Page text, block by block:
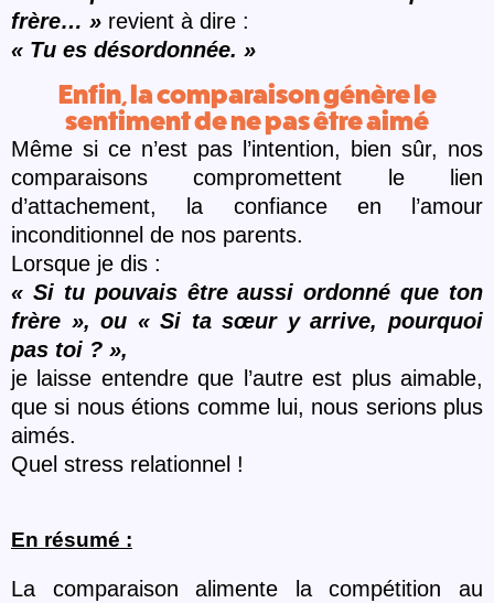
frère… » revient à dire :
« Tu es désordonnée. »
Enfin, la comparaison génère le
sentiment de ne pas être aimé
Même si ce n’est pas l’intention, bien sûr, nos
comparaisons compromettent le lien
d’attachement, la confiance en l’amour
inconditionnel de nos parents.
Lorsque je dis :
« Si tu pouvais être aussi ordonnéque ton
frère », ou « Si ta sœur y arrive, pourquoi
pas toi ? »,
je laisse entendre que l’autre est plus aimable,
que si nous étions comme lui, nous serions plus
aimés.
Quel stress relationnel !
En résumé :
La comparaison alimente la compétition au